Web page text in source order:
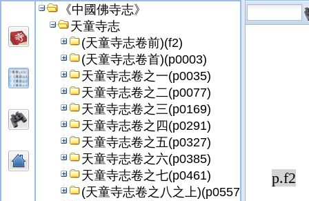
《中國佛寺志》
天童寺志
(天童寺志卷前)(f2)
(天童寺志卷首)(p0003)
天童寺志卷之一(p0035)
天童寺志卷之二(p0077)
天童寺志卷之三(p0169)
天童寺志卷之四(p0291)
天童寺志卷之五(p0327)
天童寺志卷之六(p0385)
天童寺志卷之七(p0461)
(天童寺志卷之八之上)(p0557)
p.f2